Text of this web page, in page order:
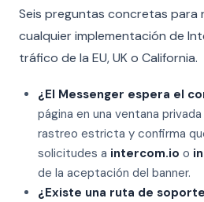
Seis preguntas concretas para
cualquier implementación de
tráfico de la EU, UK o California.
¿El Messenger espera el
página en una ventana
rastreo estricta y confirma
solicitudes a intercom.io o
de la aceptación del banner.
¿Existe una ruta de